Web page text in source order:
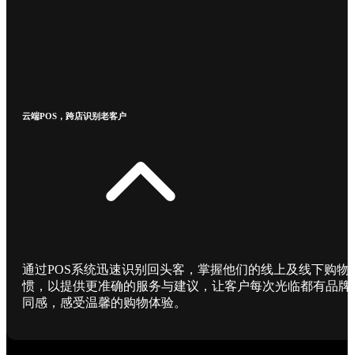
云端POS，跨店识别老客户
通过POS系统迅速识别回头客，掌握他们的线上及线下购物
惯，以提供更准确的服务与建议，让客户每次光临都有品牌
同感，感受温馨的购物体验。